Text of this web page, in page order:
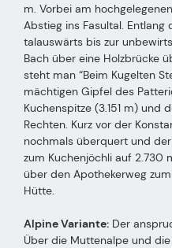
m. Vorbei am
Abstieg ins Fasultal.
talauswärts bis zur
Bach über eine Holzbrücke
steht man “Beim Kugelten
mächtigen Gipfel des
Kuchenspitze (3.151 m) und
Rechten. Kurz vor der
nochmals überquert und
zum Kuchenjöchli auf 2.730
über den Apothekerweg
Hütte.
Alpine Variante: Der
Über die Muttenalpe und